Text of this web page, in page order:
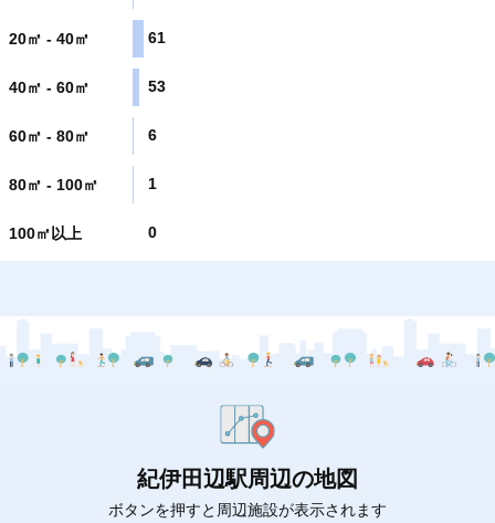
20㎡ - 40㎡ 61
40㎡ - 60㎡ 53
60㎡ - 80㎡ 6
80㎡ - 100㎡ 1
100㎡以上 0
紀伊田辺駅周辺の地図
ボタンを押すと周辺施設が表示されます